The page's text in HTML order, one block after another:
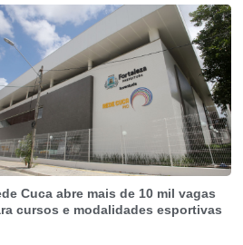
Cuca abre mais de 10 mil vagas
cursos e modalidades esportivas